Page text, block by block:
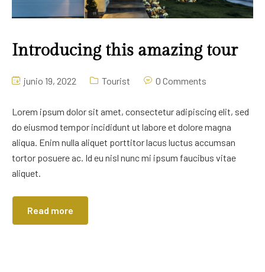
Introducing this amazing tour
junio 19, 2022 Tourist 0 Comments
Lorem ipsum dolor sit amet, consectetur adipiscing elit, sed
do eiusmod tempor incididunt ut labore et dolore magna
aliqua. Enim nulla aliquet porttitor lacus luctus accumsan
tortor posuere ac. Id eu nisl nunc mi ipsum faucibus vitae
aliquet.
Read more